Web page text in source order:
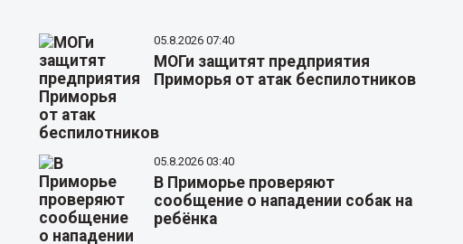
05.8.2026 07:40
МОГи защитят предприятия
Приморья от атак беспилотников
05.8.2026 03:40
В Приморье проверяют
сообщение о нападении собак на
ребёнка